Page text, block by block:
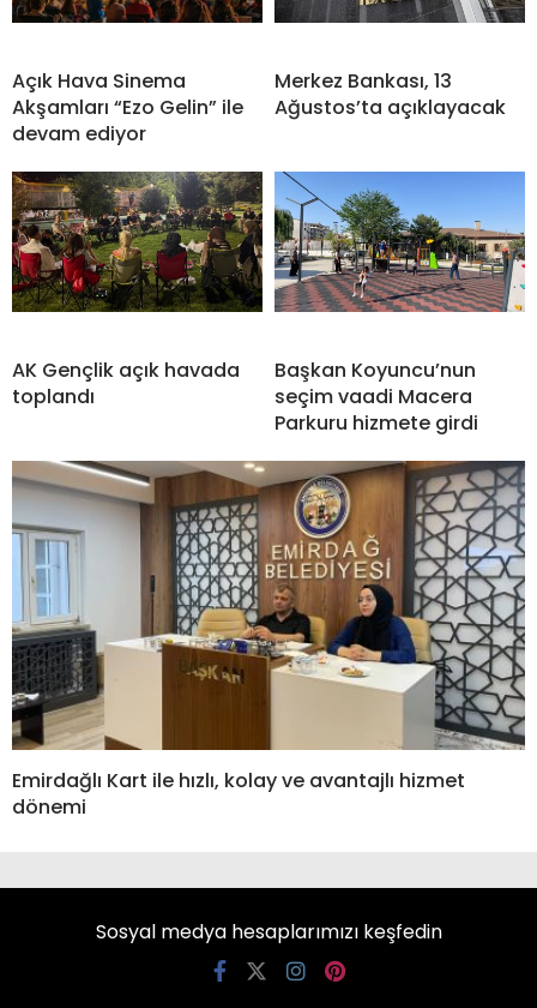
Açık Hava Sinema
Akşamları “Ezo Gelin” ile
devam ediyor
Merkez Bankası, 13
Ağustos’ta açıklayacak
AK Gençlik açık havada
toplandı
Başkan Koyuncu’nun
seçim vaadi Macera
Parkuru hizmete girdi
Emirdağlı Kart ile hızlı, kolay ve avantajlı hizmet
dönemi
Sosyal medya hesaplarımızı keşfedin